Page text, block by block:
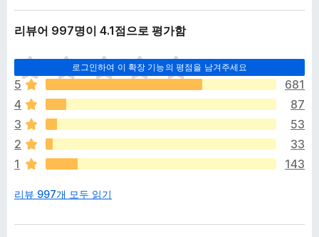
리뷰어 997명이 4.1점으로 평가함
로그인하여 이 확장 기능의 평점을 남겨주세요
아
직
평
점
이
없
습
니
5
681
4
87
3
53
2
33
1
143
리뷰 997개 모두 읽기